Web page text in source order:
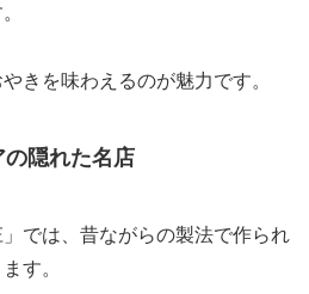
きを味わえるのが魅力です。
隠れた名店
では、昔ながらの製法で作られ
す。